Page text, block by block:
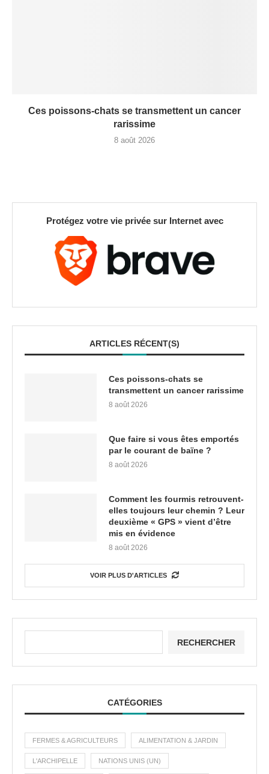
Ces poissons-chats se transmettent un cancer
rarissime
8 août 2026
Protégez votre vie privée sur Internet avec
ARTICLES RÉCENT(S)
Ces poissons-chats se
transmettent un cancer rarissime
8 août 2026
Que faire si vous êtes emportés
par le courant de baïne ?
8 août 2026
Comment les fourmis retrouvent-
elles toujours leur chemin ? Leur
deuxième « GPS » vient d’être
mis en évidence
8 août 2026
VOIR PLUS D'ARTICLES
RECHERCHER
CATÉGORIES
FERMES & AGRICULTEURS ALIMENTATION & JARDIN
L'ARCHIPELLE NATIONS UNIS (UN)